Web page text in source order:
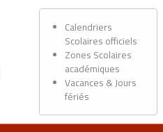
Calendriers
Scolaires officiels
Zones Scolaires
académiques
Vacances & Jours
fériés